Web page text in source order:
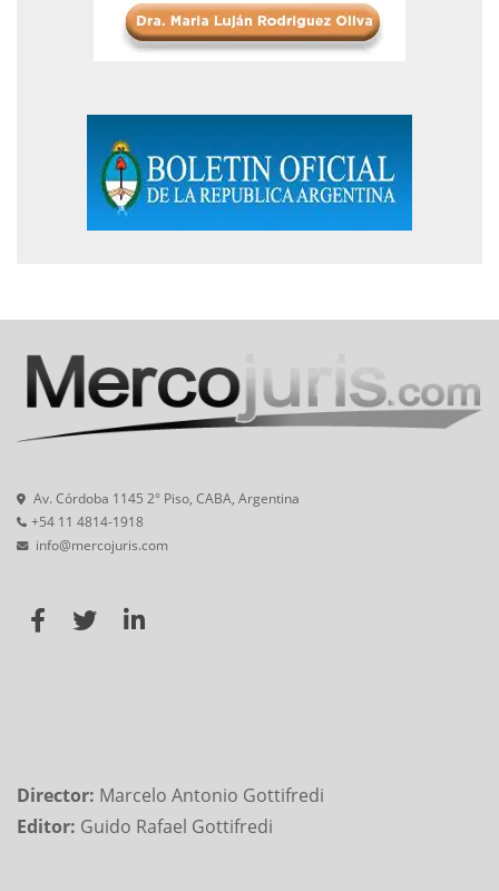
Av. Córdoba 1145 2° Piso, CABA, Argentina
+54 11 4814-1918
info@mercojuris.com
Director: Marcelo Antonio Gottifredi
Editor: Guido Rafael Gottifredi